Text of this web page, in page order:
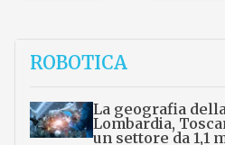
ROBOTICA
La geografia
Lombardia,
un settore da 1,1